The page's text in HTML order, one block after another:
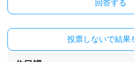
投票しないで結果